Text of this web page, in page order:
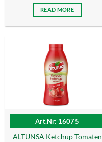
READ MORE
Art.Nr: 16075
ALTUNSA Ketchup Tomaten